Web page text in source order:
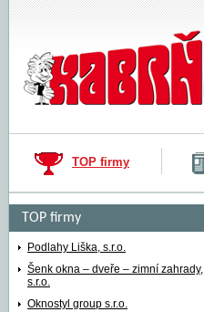
TOP firmy
TOP firmy
Aquapark Olomouc
Podlahy Liška, s.r.o.
Šenk okna – dveře – zimní zahrady,
s.r.o.
Oknostyl group s.r.o.